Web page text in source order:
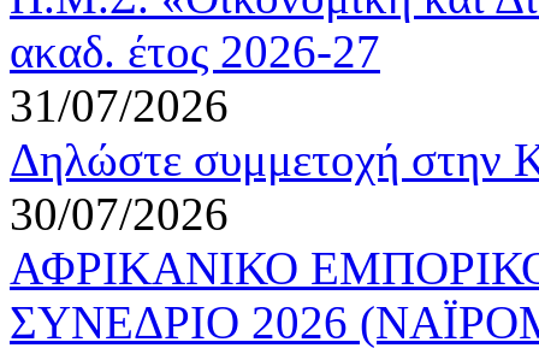
ακαδ. έτος 2026-27
31/07/2026
Δηλώστε συμμετοχή στην
30/07/2026
ΑΦΡΙΚΑΝΙΚΟ
ΣΥΝΕΔΡΙΟ 2026